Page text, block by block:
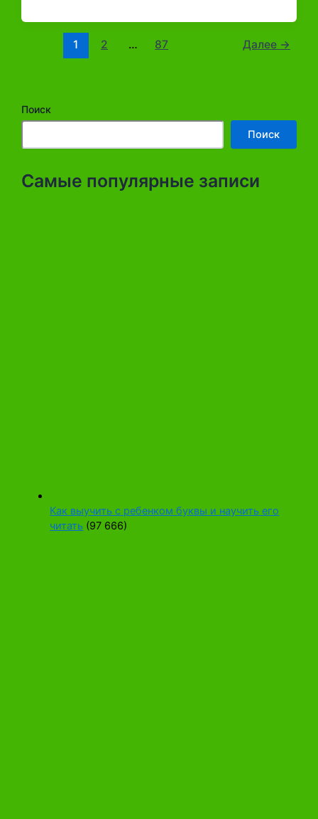
1 2 … 87 Далее →
Поиск
Поиск
Самые популярные записи
Как выучить с ребенком буквы и научить его
читать (97 666)